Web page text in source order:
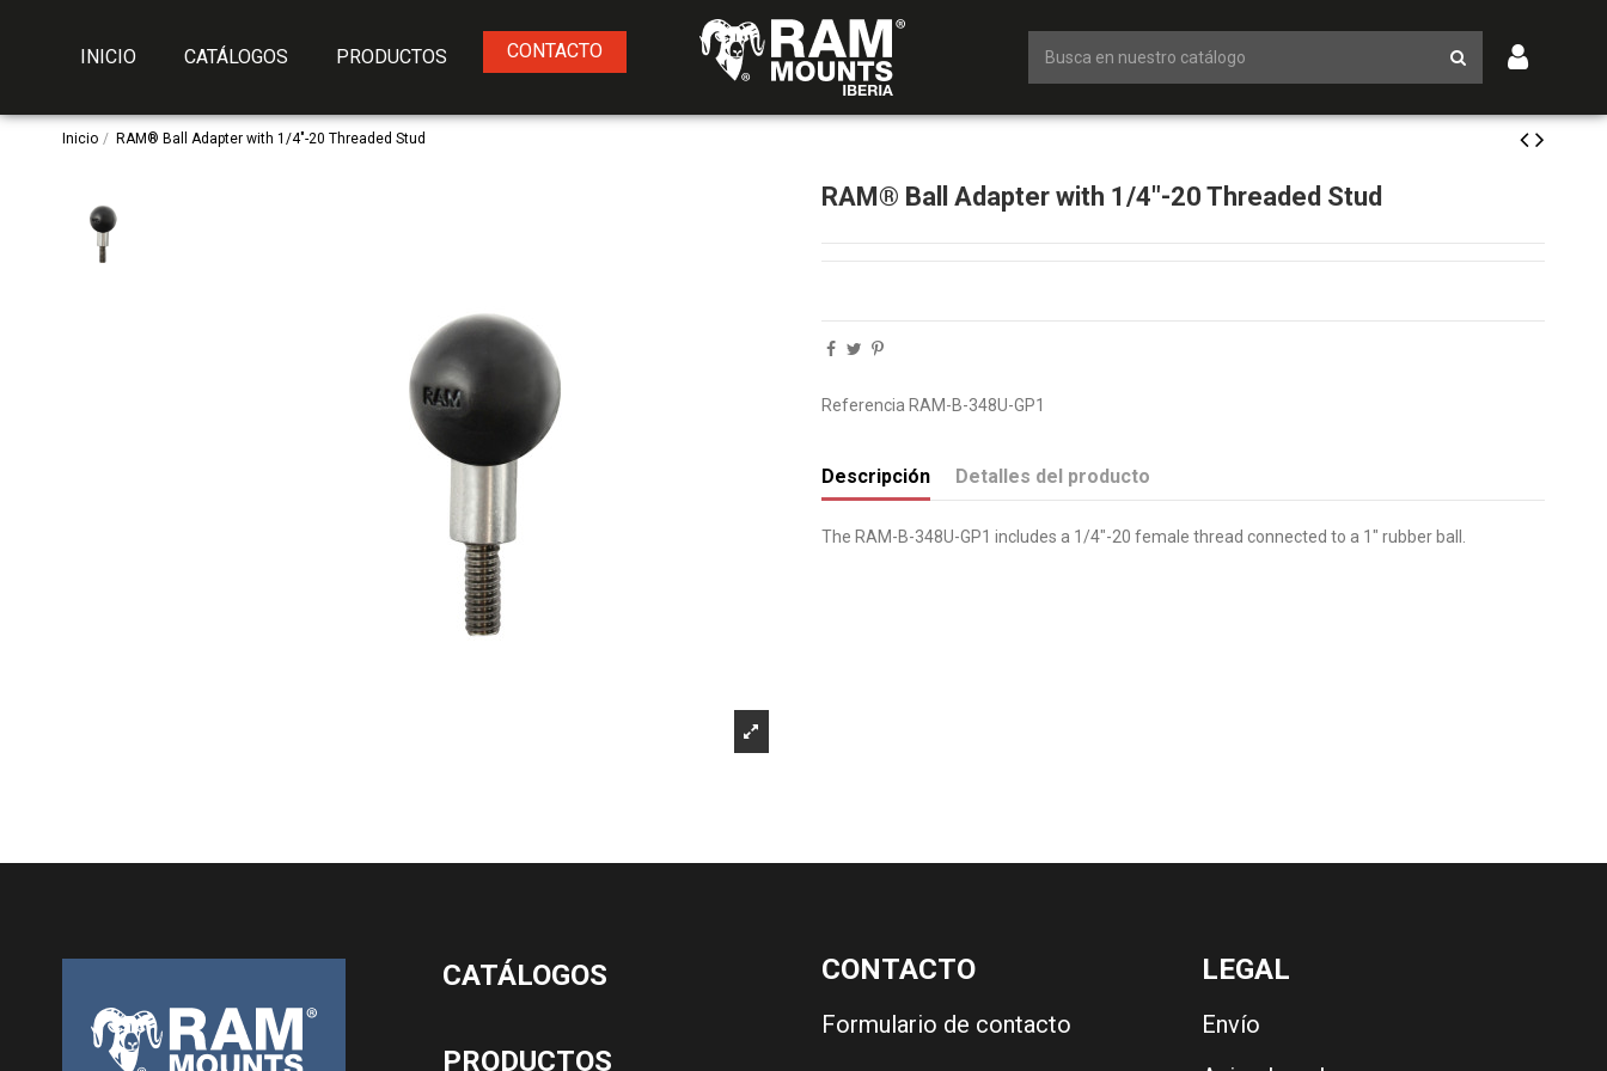
INICIO CATÁLOGOS PRODUCTOS CONTACTO
Inicio RAM® Ball Adapter with 1/4"-20 Threaded Stud
RAM® Ball Adapter with 1/4"-20 Threaded Stud
Referencia RAM-B-348U-GP1
Descripción Detalles del producto
The RAM-B-348U-GP1 includes a 1/4"-20 female thread connected to a 1" rubber ball.
CATÁLOGOS
PRODUCTOS
CONTACTO
Formulario de contacto
LEGAL
Envío